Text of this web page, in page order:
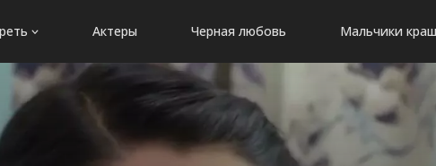
Актеры Черная любовь Мальчики